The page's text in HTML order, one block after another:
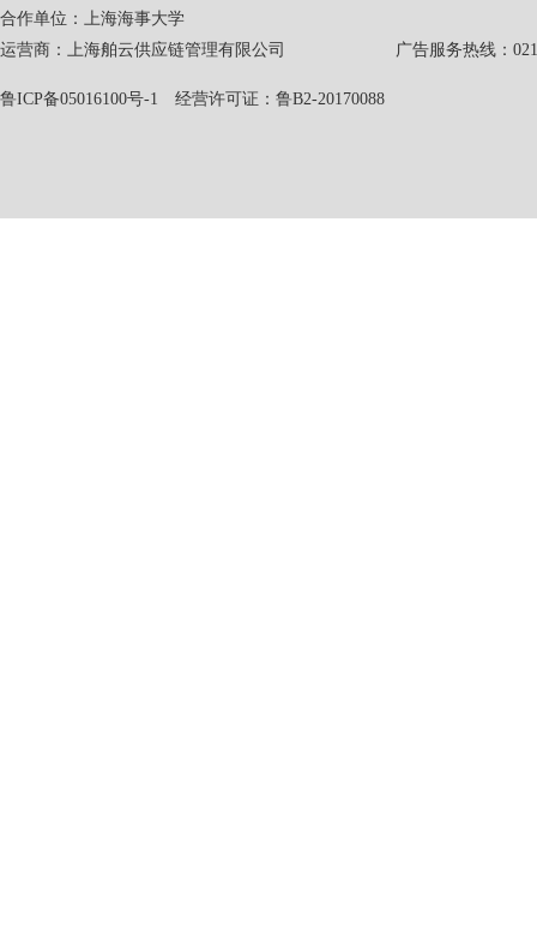
合作单位：上海海事大学
运营商：上海舶云供应链管理有限公司 广告服务热线：021-
鲁ICP备05016100号-1 经营许可证：鲁B2-20170088